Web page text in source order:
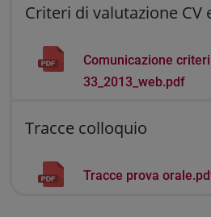
Criteri di valutazione CV
Comunicazione
33_2013_web.pdf
Tracce colloquio
Tracce prova